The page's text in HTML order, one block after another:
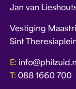
Jan van
Vestiging
Sint
E: info@philzuid.nl
T: 088 1660 700